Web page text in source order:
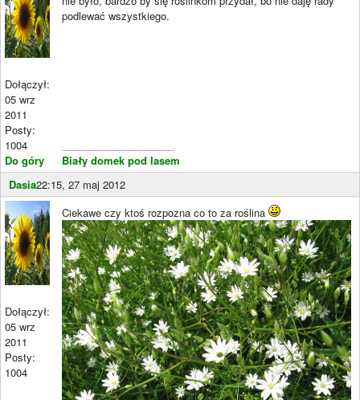
Dołączył:
05 wrz
2011
Posty:
1004
Do góry
podlewać wszystkiego.
Biały domek pod lasem
Dasia22:15, 27 maj 2012
Dołączył:
05 wrz
2011
Posty:
1004
Ciekawe czy ktoś rozpozna co to za roślina